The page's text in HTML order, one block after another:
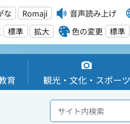
な Romaji 音声読み上げ
標準 拡大 色の変更 標準
育 観光・文化・スポーツ